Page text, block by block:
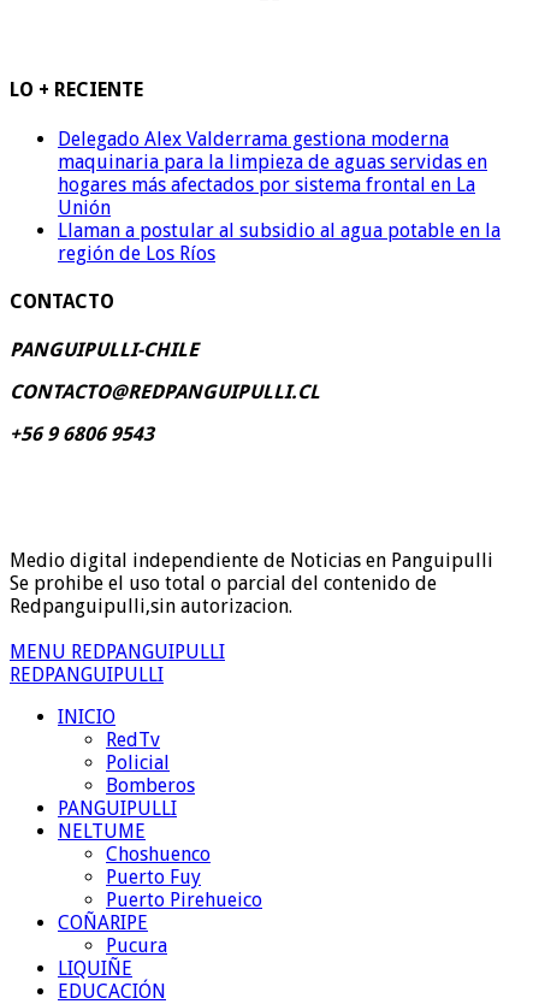
LO + RECIENTE
Delegado Alex Valderrama gestiona moderna
maquinaria para la limpieza de aguas servidas en
hogares más afectados por sistema frontal en La
Unión
Llaman a postular al subsidio al agua potable en la
región de Los Ríos
CONTACTO
PANGUIPULLI-CHILE
CONTACTO@REDPANGUIPULLI.CL
+56 9 6806 9543
Medio digital independiente de Noticias en Panguipulli
Se prohibe el uso total o parcial del contenido de
Redpanguipulli,sin autorizacion.
MENU REDPANGUIPULLI
REDPANGUIPULLI
INICIO
RedTv
Policial
Bomberos
PANGUIPULLI
NELTUME
Choshuenco
Puerto Fuy
Puerto Pirehueico
COÑARIPE
Pucura
LIQUIÑE
EDUCACIÓN